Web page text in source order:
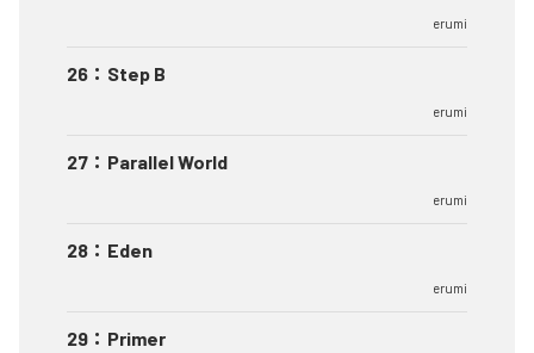
erumi
26 ： Step B
erumi
27 ： Parallel World
erumi
28 ： Eden
erumi
29 ： Primer